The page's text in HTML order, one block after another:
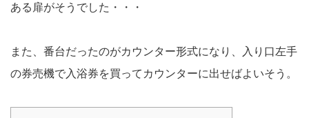
ある扉がそうでした・・・
また、番台だったのがカウンター形式になり、入り口左手
の券売機で入浴券を買ってカウンターに出せばよいそう。